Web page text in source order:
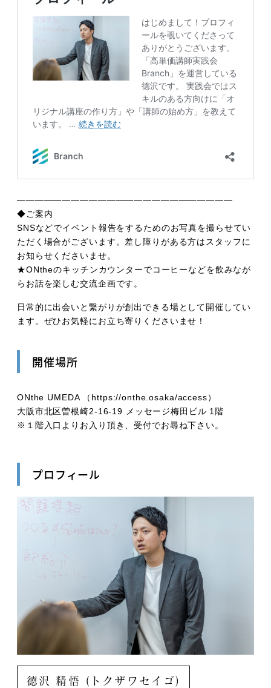
――――――――――――――――――――――――
◆ご案内
SNSなどでイベント報告をするためのお写真を撮らせてい
ただく場合がございます。差し障りがある方はスタッフに
お知らせくださいませ。
★ONtheのキッチンカウンターでコーヒーなどを飲みなが
らお話を楽しむ交流企画です。
日常的に出会いと繋がりが創出できる場として開催してい
ます。ぜひお気軽にお立ち寄りくださいませ！
開催場所
ONthe UMEDA （https://onthe.osaka/access）
大阪市北区曽根崎2-16-19 メッセージ梅田ビル 1階
※１階入口よりお入り頂き、受付でお尋ね下さい。
プロフィール
徳沢 精悟 (トクザワセイゴ)